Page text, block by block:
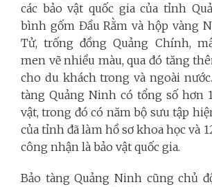
các bảo vật quốc gia của tỉnh
bình gốm Đầu Rằm và hộp vàng
Tử, trống đồng Quảng Chính,
men vẽ nhiều màu, qua đó tăng
cho du khách trong và ngoài
tàng Quảng Ninh có tổng số hơn
vật, trong đó có năm bộ sưu tập
của tỉnh đã làm hồ sơ khoa học và
công nhận là bảo vật quốc gia.
Bảo tàng Quảng Ninh cũng chủ